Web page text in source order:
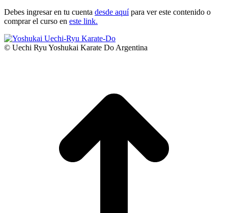
Debes ingresar en tu cuenta desde aquípara ver este contenido o
comprar el curso en este link.
© Uechi Ryu Yoshukai Karate Do Argentina